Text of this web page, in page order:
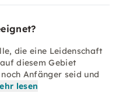
die eine Leidenschaft
diesem Gebiet
Anfänger seid und
lesen